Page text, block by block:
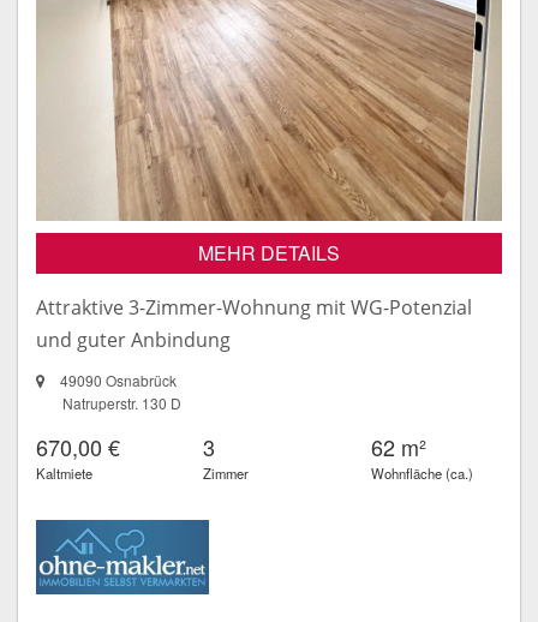
MEHR DETAILS
Attraktive 3-Zimmer-Wohnung mit WG-Potenzial
und guter Anbindung
49090 Osnabrück
Natruperstr. 130 D
670,00 €
Kaltmiete
3
Zimmer
62 m²
Wohnfläche (ca.)